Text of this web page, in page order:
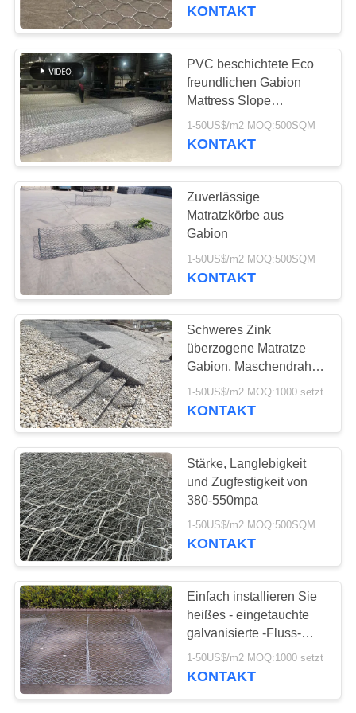
UNS
WERKSBESICHTIGUNG
QUALITÄTSKONTROLLE
KONTAKT
MIT
UNS
NEUIGKEITEN
RECHTSSACHEN
SITEMAP
DATENSCHUTZRICHTLINIE
mit einer Breite von
nicht mehr als 20
mm
47
dekorativer
Maschendraht
Militärische
Barrieren
Verzinkte
Gabionkisten
71
sechseckig
KONTAKT
PVC beschichtete Eco
freundlichen Gabion
Mattress Slope
Protection
1-50US$/m2 MOQ:500SQM
KONTAKT
Zuverlässige
Matratzkörbe aus
Gabion
1-50US$/m2 MOQ:500SQM
KONTAKT
Schweres Zink
überzogene Matratze
Gabion, Maschendraht-
Korb-Stützmauern
1-50US$/m2 MOQ:1000 setzt
KONTAKT
Stärke, Langlebigkeit
und Zugfestigkeit von
380-550mpa
1-50US$/m2 MOQ:500SQM
KONTAKT
Einfach installieren Sie
heißes - eingetauchte
galvanisierte -Fluss-
Matratze für Schutz
1-50US$/m2 MOQ:1000 setzt
KONTAKT